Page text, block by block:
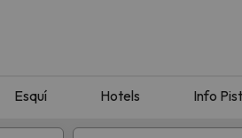
Esquí Hotels Info